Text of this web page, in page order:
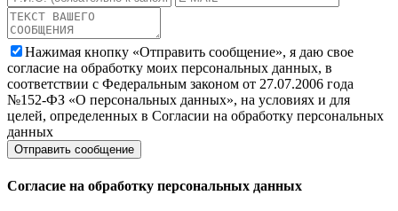
Нажимая кнопку «Отправить сообщение», я даю свое
согласие на обработку моих персональных данных, в
соответствии с Федеральным законом от 27.07.2006 года
№152-ФЗ «О персональных данных», на условиях и для
целей, определенных в Согласии на обработку персональных
данных
Согласие на обработку персональных данных